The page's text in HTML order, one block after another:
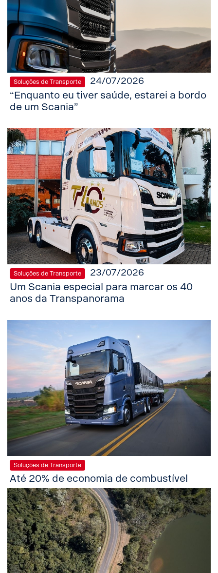
Soluções de Transporte 24/07/2026
“Enquanto eu tiver saúde, estarei a bordo
de um Scania”
Soluções de Transporte 23/07/2026
Um Scania especial para marcar os 40
anos da Transpanorama
Soluções de Transporte
Até 20% de economia de combustível